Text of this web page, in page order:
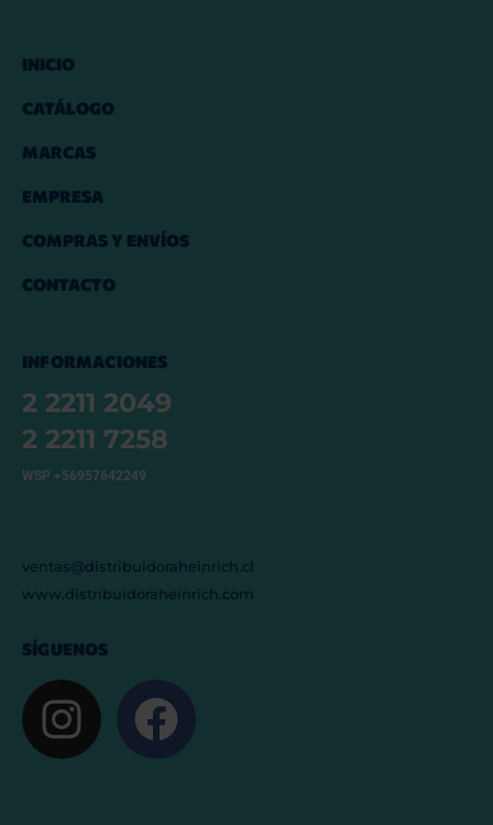
INICIO
CATÁLOGO
MARCAS
EMPRESA
COMPRAS Y ENVÍOS
CONTACTO
INFORMACIONES
2 2211 2049
2 2211 7258
WSP +56957642249
ventas@distribuidoraheinrich.cl
www.distribuidoraheinrich.com
SÍGUENOS